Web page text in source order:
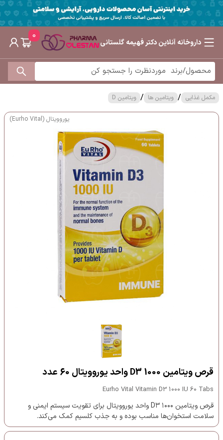
داروخانه آنلاین دکتر فهیمه گلستانی
0
مکمل غذایی / ویتامین ها / ویتامین D
یوروویتال (Eurho Vital)
قرص ویتامین D3 1000 واحد یوروویتال 60 عدد
Eurho Vital Vitamin D3 1000 IU 60 Tabs
قرص ویتامین D۳ ۱۰۰۰ واحد یوروویتال برای تقویت سیستم ایمنی و
سلامت استخوان‌ها مناسب بوده و به جذب کلسیم کمک می‌کند.